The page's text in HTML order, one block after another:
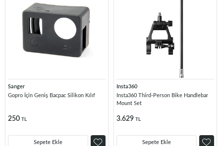
Sanger
Gopro İçin Geniş Bacpac Silikon Kılıf
250 TL
Sepete Ekle
Insta360
Insta360 Third-Person Bike Handlebar
Mount Set
3.629 TL
Sepete Ekle